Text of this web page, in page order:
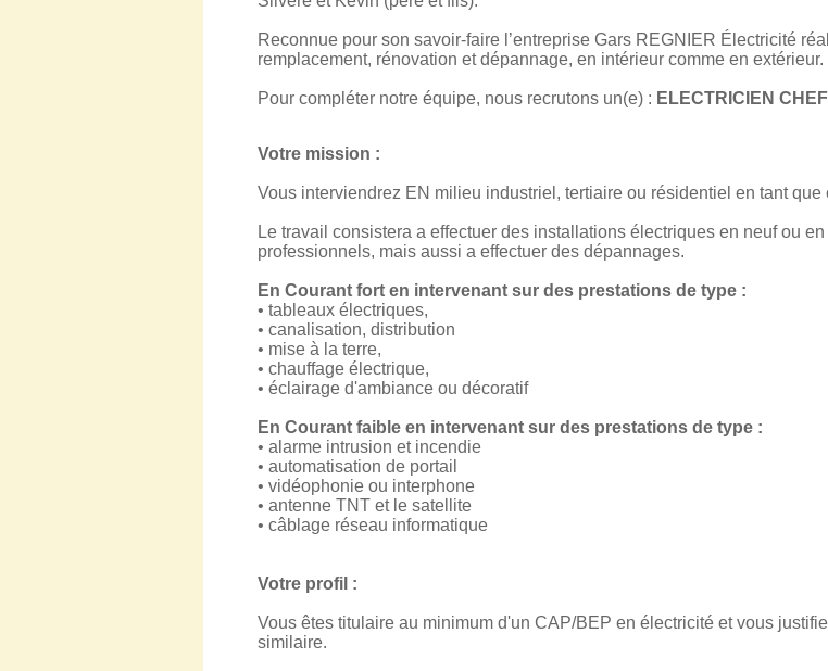
Reconnue pour son savoir-faire l’entreprise Gars REGNIER Électricité
remplacement, rénovation et dépannage, en intérieur comme en extérieur.
Pour compléter notre équipe, nous recrutons un(e) : ELECTRICIEN
Votre mission :
Vous interviendrez EN milieu industriel, tertiaire ou résidentiel en tant que
Le travail consistera a effectuer des installations électriques en neuf ou
professionnels, mais aussi a effectuer des dépannages.
En Courant fort en intervenant sur des prestations de type :
• tableaux électriques,
• canalisation, distribution
• mise à la terre,
• chauffage électrique,
• éclairage d'ambiance ou décoratif
En Courant faible en intervenant sur des prestations de type :
• alarme intrusion et incendie
• automatisation de portail
• vidéophonie ou interphone
• antenne TNT et le satellite
• câblage réseau informatique
Votre profil :
Vous êtes titulaire au minimum d'un CAP/BEP en électricité et vous
similaire.